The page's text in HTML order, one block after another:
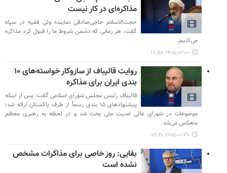
مذاکره‌ای در کار نیست
حجت‌الاسلام حاجی‌صادقی نماینده ولی فقیه در سپاه
گفت: هر زمانی که دشمن شروط ما را قبول کرد مذاکره
می‌کنیم.
۱۴۰۵-۰۲-۰۱ ۱۷:۵۶
روایت قالیباف از سازوکار خواسته‌های ۱۰
بندی ایران برای مذاکره
قالیباف رئیس مجلس شورای اسلامی گفت: پس از اینکه
پیشنهادهای ۱۵ بندی رسماً از طرف پاکستان ارائه شد؛
موضوعات در شورای عالی امنیت ملی بحث شد و در لحظه به رهبری معظم
منعکس می‌شد.
۱۴۰۵-۰۱-۳۰ ۰۹:۲۰
بقایی: روز خاصی برای مذاکرات مشخص
نشده است